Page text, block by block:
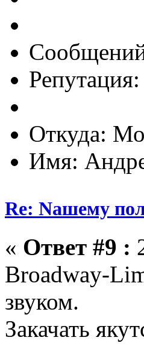
Откуда:
Имя:
Re: Nашему
« Ответ #9 :
Broadway-
звуком.
Закачать